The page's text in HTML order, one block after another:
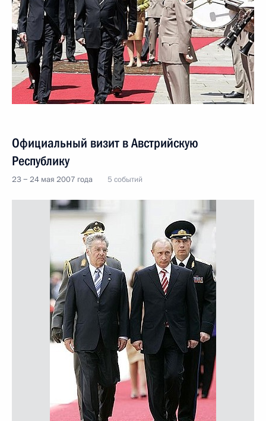
Официальный визит в Австрийскую
Республику
23 − 24 мая 2007 года 5 событий